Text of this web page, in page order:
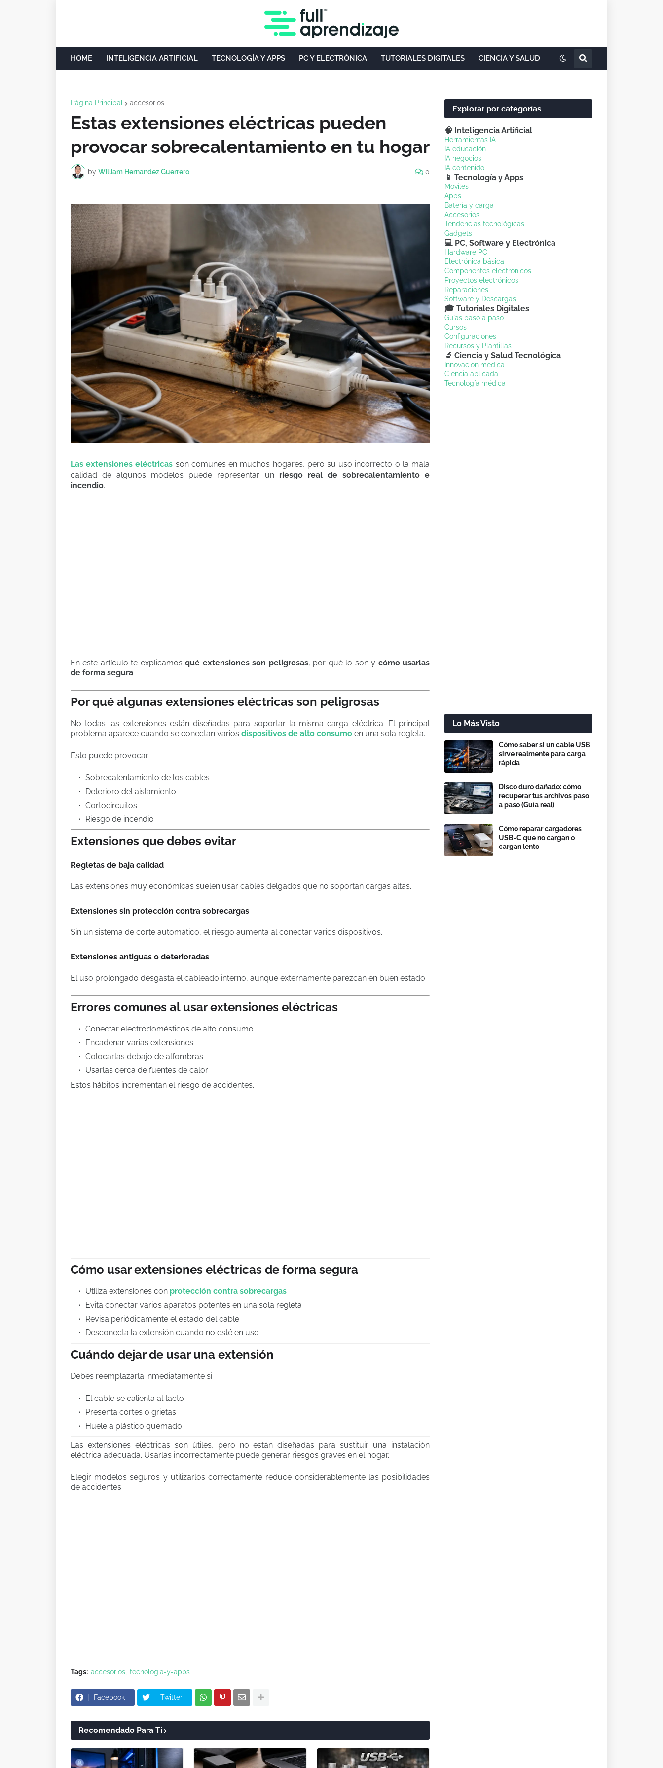
HOME INTELIGENCIA ARTIFICIAL TECNOLOGÍA Y APPS PC Y ELECTRÓNICA TUTORIALES DIGITALES CIENCIA Y SALUD
Página Principal accesorios
Estas extensiones eléctricas pueden
provocar sobrecalentamiento en tu hogar
by William Hernandez Guerrero 0
Las extensiones eléctricas son comunes en muchos hogares, pero su uso incorrecto o la mala
calidad de algunos modelos puede representar un riesgo real de sobrecalentamiento e
incendio.
En este artículo te explicamosqué extensiones son peligrosas, por qué lo son y cómo usarlas
de forma segura.
Por qué algunas extensiones eléctricas son peligrosas
No todas las extensiones están diseñadas para soportar la misma carga eléctrica. El principal
problema aparece cuando se conectan varios dispositivos de alto consumo en una sola regleta.
Esto puede provocar:
Sobrecalentamiento de los cables
Deterioro del aislamiento
Cortocircuitos
Riesgo de incendio
Extensiones que debes evitar
Regletas de baja calidad
Las extensiones muy económicas suelen usar cables delgados que no soportan cargas altas.
Extensiones sin protección contra sobrecargas
Sin un sistema de corte automático, el riesgo aumenta al conectar varios dispositivos.
Extensiones antiguas o deterioradas
El uso prolongado desgasta el cableado interno, aunque externamente parezcan en buen estado.
Errores comunes al usar extensiones eléctricas
Conectar electrodomésticos de alto consumo
Encadenar varias extensiones
Colocarlas debajo de alfombras
Usarlas cerca de fuentes de calor
Estos hábitos incrementan el riesgo de accidentes.
Cómo usar extensiones eléctricas de forma segura
Utiliza extensiones con protección contra sobrecargas
Evita conectar varios aparatos potentes en una sola regleta
Revisa periódicamente el estado del cable
Desconecta la extensión cuando no esté en uso
Cuándo dejar de usar una extensión
Debes reemplazarla inmediatamente si:
El cable se calienta al tacto
Presenta cortes o grietas
Huele a plástico quemado
Las extensiones eléctricas son útiles, pero no están diseñadas para sustituir una instalación
eléctrica adecuada. Usarlas incorrectamente puede generar riesgos graves en el hogar.
Elegir modelos seguros y utilizarlos correctamente reduce considerablemente las posibilidades
de accidentes.
Tags: accesorios tecnologia-y-apps
Facebook Twitter
Recomendado Para Ti
Explorar por categorías
🧠 Inteligencia Artificial
Herramientas IA
IA educación
IA negocios
IA contenido
📱 Tecnología y Apps
Móviles
Apps
Batería y carga
Accesorios
Tendencias tecnológicas
Gadgets
💻 PC, Software y Electrónica
Hardware PC
Electrónica básica
Componentes electrónicos
Proyectos electrónicos
Reparaciones
Software y Descargas
🎓 Tutoriales Digitales
Guías paso a paso
Cursos
Configuraciones
Recursos y Plantillas
🔬 Ciencia y Salud Tecnológica
Innovación médica
Ciencia aplicada
Tecnología médica
Lo Más Visto
Cómo saber si un cable USB
sirve realmente para carga
rápida
Disco duro dañado: cómo
recuperar tus archivos paso
a paso (Guía real)
Cómo reparar cargadores
USB-C que no cargan o
cargan lento